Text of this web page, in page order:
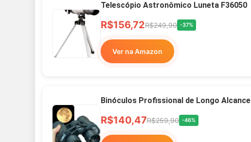
Telescópio Astronômico Luneta F36050
R$156,72R$249,90 -37%
Ver na Amazon
Binóculos Profissional de Longo Alcance
R$140,47R$259,90 -46%